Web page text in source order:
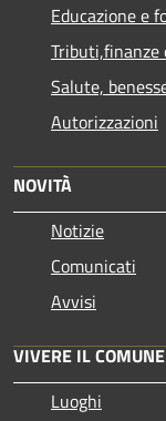
Educazione e
Tributi,finanze
Salute,
Autorizzazioni
NOVITÀ
Notizie
Comunicati
Avvisi
VIVERE IL COMUNE
Luoghi